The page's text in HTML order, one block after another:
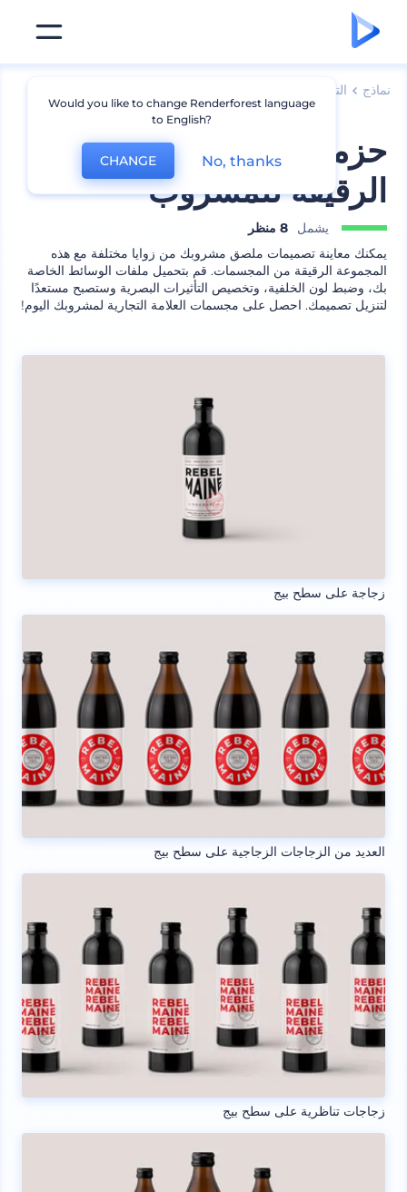
نماذج التعبئة
حزمة العلامات التجارية
الرقيقة للمشروب
يشمل
8 منظر
يمكنك معاينة تصميمات ملصق مشروبك من زوايا مختلفة مع هذه
المجموعة الرقيقة من المجسمات. قم بتحميل ملفات الوسائط الخاصة
بك، وضبط لون الخلفية، وتخصيص التأثيرات البصرية وستصبح مستعدًا
لتنزيل تصميمك. احصل على مجسمات العلامة التجارية لمشروبك اليوم!
زجاجة على سطح بيج
العديد من الزجاجات الزجاجية على سطح بيج
زجاجات تناظرية على سطح بيج
Would you like to change Renderforest language
to English?
CHANGE No, thanks